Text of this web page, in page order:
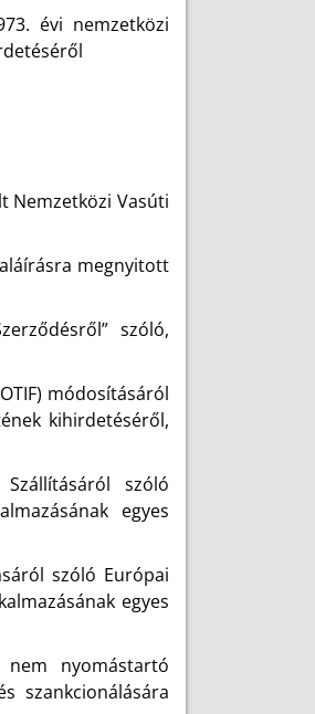
évi nemzetközi
Nemzetközi Vasúti
megnyitott
szóló,
módosításáról
kihirdetéséről,
szóló
egyes
szóló Európai
egyes
nyomástartó
szankcionálására